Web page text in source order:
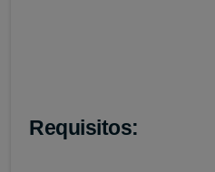
Requisitos: